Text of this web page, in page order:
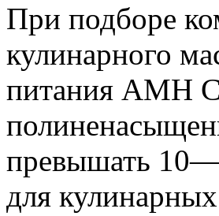
При подборе
кулинарного
питания АМН
превышать
для